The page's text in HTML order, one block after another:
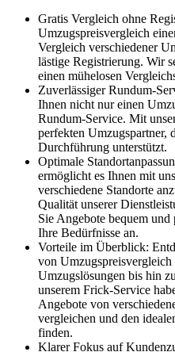
Gratis Vergleich ohne
Umzugspreisvergleich
Vergleich verschiedener
lästige Registrierung. Wir
einen mühelosen
Zuverlässiger Rundum-
Ihnen nicht nur einen
Rundum-Service. Mit
perfekten Umzugspartner,
Durchführung unterstützt.
Optimale
ermöglicht es Ihnen mit
verschiedene Standorte
Qualität unserer
Sie Angebote bequem
Ihre Bedürfnisse an.
Vorteile im Überblick:
von
Umzugslösungen bis hin
unserem Frick-Service
Angebote von
vergleichen und den
finden.
Klarer Fokus auf